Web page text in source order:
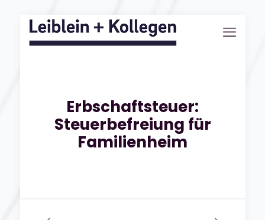
Erbschaftsteuer:
Steuerbefreiung für
Familienheim